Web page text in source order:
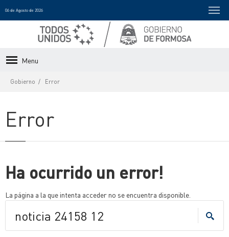
06 de Agosto de 2026
Menu
Gobierno Error
Error
Ha ocurrido un error!
La página a la que intenta acceder no se encuentra disponible.